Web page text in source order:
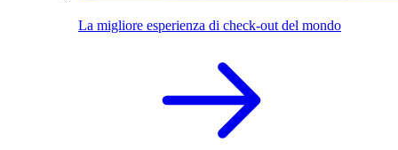
La migliore esperienza di check-out del mondo